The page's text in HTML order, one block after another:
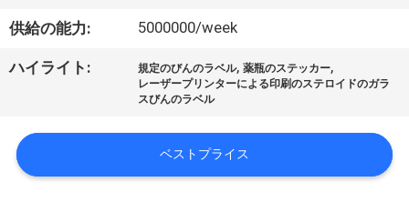
工
場
行
供給の能力: 5000000/week
ハイライト: 規定のびんのラベル,薬瓶のステッカー,
レーザープリンターによる印刷のステロイドのガラ
スびんのラベル
ベストプライス